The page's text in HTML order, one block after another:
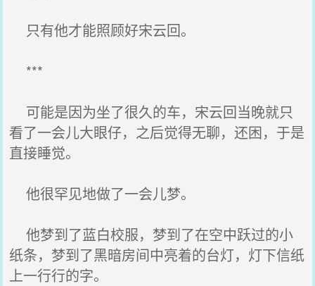
只有他才能照顾好宋云回。
***
可能是因为坐了很久的车，宋云回当晚就只
看了一会儿大眼仔，之后觉得无聊，还困，于是
直接睡觉。
他很罕见地做了一会儿梦。
他梦到了蓝白校服，梦到了在空中跃过的小
纸条，梦到了黑暗房间中亮着的台灯，灯下信纸
上一行行的字。